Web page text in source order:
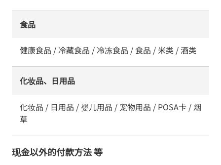
食品
健康食品 / 冷藏食品 / 冷冻食品 / 食品 / 米类 / 酒类
化妆品、日用品
化妆品 / 日用品 / 婴儿用品 / 宠物用品 / POSA卡 / 烟
草
现金以外的付款方法 等